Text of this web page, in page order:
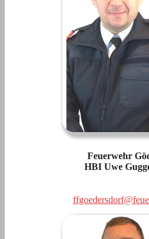
Feuerwehr
HBI Uwe